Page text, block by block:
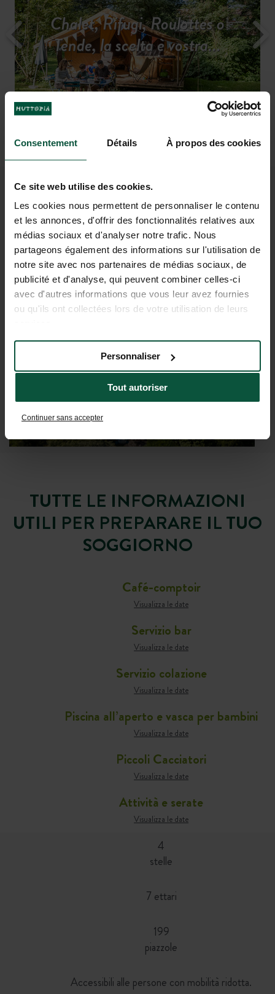
Consentement Détails À propos des cookies
Ce site web utilise des cookies.
Les cookies nous permettent de personnaliser le contenu
et les annonces, d'offrir des fonctionnalités relatives aux
médias sociaux et d'analyser notre trafic. Nous
partageons également des informations sur l'utilisation de
notre site avec nos partenaires de médias sociaux, de
publicité et d'analyse, qui peuvent combiner celles-ci
avec d'autres informations que vous leur avez fournies
ou qu'ils ont collectées lors de votre utilisation de leurs
Tout autoriser
Personnaliser
Continuer sans accepter
Campeggiare in riva all’acquae
pescare dalla propria piazzola
L’accogliente terrazza è ideale per
sorseggiare un drink dopo una bella
Chalet, Rifugi, Roulottes o
Tende, la scelta è vostra...
Camping in piena natura
Per non annoiarsi mai in
vacanza…
Tariffe e disponibilità
Tutti i servizi per un soggiorno
sereno
Scopri la regione
VACANZE DA SOGNO A
BEAULIEU-SUR-DORDOGNE
TUTTE LE INFORMAZIONI
UTILI PER PREPARARE IL TUO
SOGGIORNO
Café-comptoir
Visualizza le date
Servizio bar
Visualizza le date
Servizio colazione
Visualizza le date
Piscina all’aperto e vasca per bambini
Visualizza le date
Piccoli Cacciatori
Visualizza le date
Attività e serate
Visualizza le date
4
stelle
7 ettari
199
piazzole
Accessibili alle persone con mobilità ridotta.